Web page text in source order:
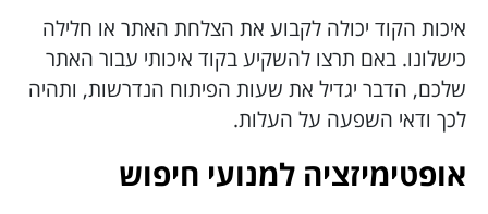
איכות הקוד יכולה לקבוע את הצלחת האתר או חלילה
כישלונו. באם תרצו להשקיע בקוד איכותי עבור האתר
שלכם, הדבר יגדיל את שעות הפיתוח הנדרשות, ותהיה
לכך ודאי השפעה על העלות.
אופטימיזציה למנועי חיפוש